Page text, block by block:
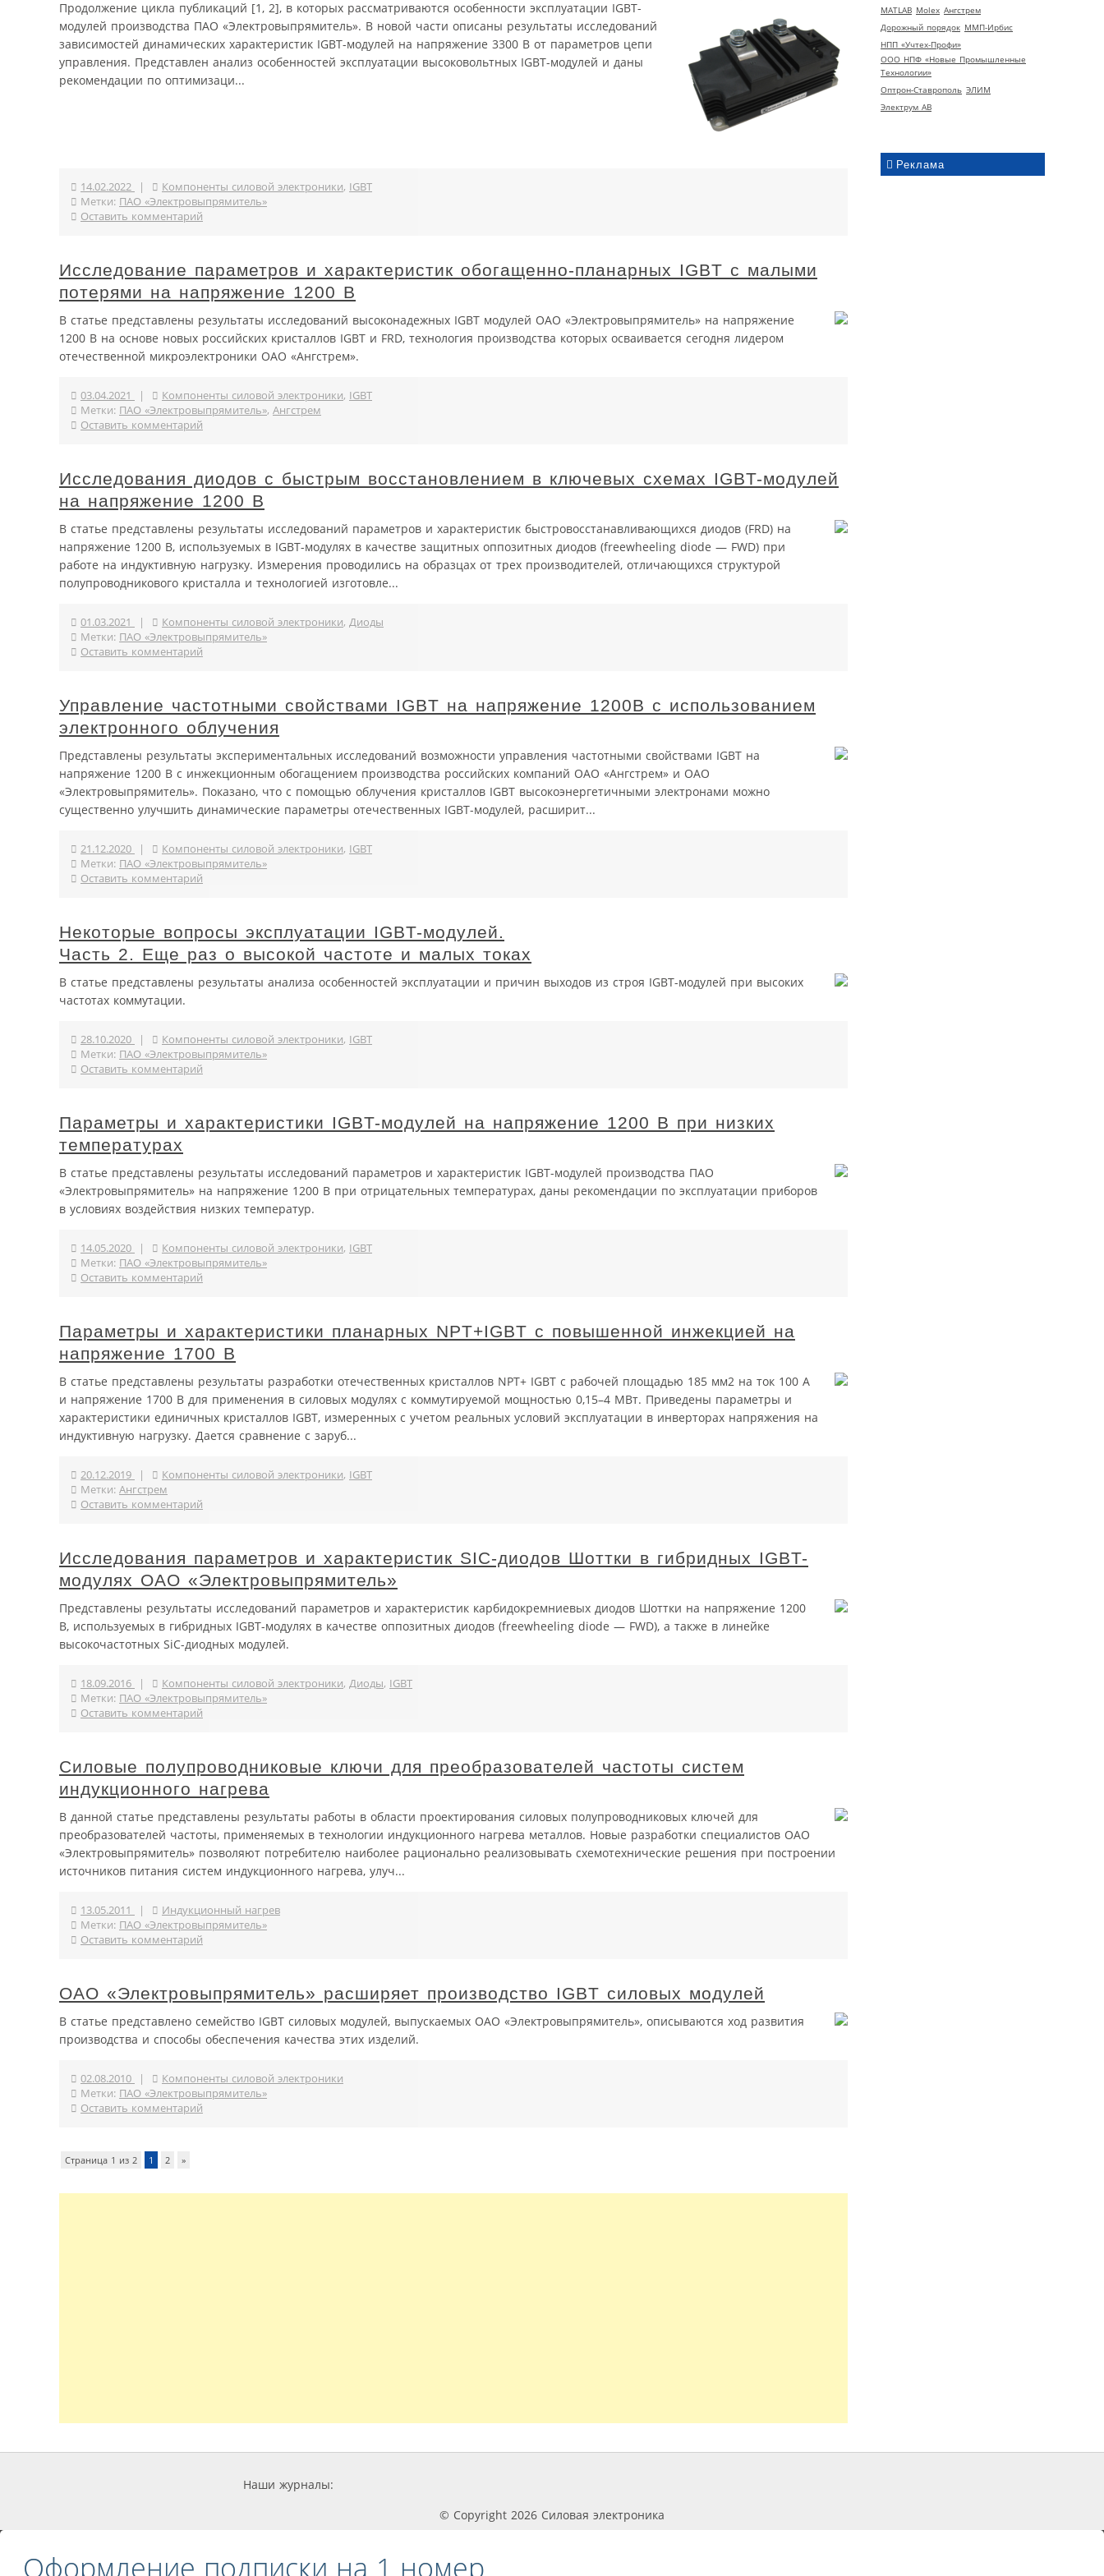
MATLAB Molex Ангстрем
Дорожный порядок ММП-Ирбис
НПП «Учтех-Профи»
ООО НПФ «Новые Промышленные
Технологии»
Оптрон-Ставрополь ЭЛИМ
Электрум АВ
Реклама
Продолжение цикла публикаций [1, 2], в которых рассматриваются особенности эксплуатации IGBT-
модулей производства ПАО «Электровыпрямитель». В новой части описаны результаты исследований
зависимостей динамических характеристик IGBT-модулей на напряжение 3300 В от параметров цепи
управления. Представлен анализ особенностей эксплуатации высоковольтных IGBT-модулей и даны
рекомендации по оптимизаци...
14.02.2022 | Компоненты силовой электроники, IGBT
Метки: ПАО «Электровыпрямитель»
Оставить комментарий
Исследование параметров и характеристик обогащенно-планарных IGBT с малыми
потерями на напряжение 1200 В
В статье представлены результаты исследований высоконадежных IGBT модулей ОАО «Электровыпрямитель» на напряжение
1200 В на основе новых российских кристаллов IGBT и FRD, технология производства которых осваивается сегодня лидером
отечественной микроэлектроники ОАО «Ангстрем».
03.04.2021 | Компоненты силовой электроники, IGBT
Метки: ПАО «Электровыпрямитель», Ангстрем
Оставить комментарий
Исследования диодов с быстрым восстановлением в ключевых схемах IGBT-модулей
на напряжение 1200 В
В статье представлены результаты исследований параметров и характеристик быстровосстанавливающихся диодов (FRD) на
напряжение 1200 В, используемых в IGBT-модулях в качестве защитных оппозитных диодов (freewheeling diode — FWD) при
работе на индуктивную нагрузку. Измерения проводились на образцах от трех производителей, отличающихся структурой
полупроводникового кристалла и технологией изготовле...
01.03.2021 | Компоненты силовой электроники, Диоды
Метки: ПАО «Электровыпрямитель»
Оставить комментарий
Управление частотными свойствами IGBT на напряжение 1200В с использованием
электронного облучения
Представлены результаты экспериментальных исследований возможности управления частотными свойствами IGBT на
напряжение 1200 В с инжекционным обогащением производства российских компаний ОАО «Ангстрем» и ОАО
«Электровыпрямитель». Показано, что с помощью облучения кристаллов IGBT высокоэнергетичными электронами можно
существенно улучшить динамические параметры отечественных IGBT-модулей, расширит...
21.12.2020 | Компоненты силовой электроники, IGBT
Метки: ПАО «Электровыпрямитель»
Оставить комментарий
Некоторые вопросы эксплуатации IGBT-модулей.
Часть 2. Еще раз о высокой частоте и малых токах
В статье представлены результаты анализа особенностей эксплуатации и причин выходов из строя IGBT-модулей при высоких
частотах коммутации.
28.10.2020 | Компоненты силовой электроники, IGBT
Метки: ПАО «Электровыпрямитель»
Оставить комментарий
Параметры и характеристики IGBT-модулей на напряжение 1200 В при низких
температурах
В статье представлены результаты исследований параметров и характеристик IGBT-модулей производства ПАО
«Электровыпрямитель» на напряжение 1200 В при отрицательных температурах, даны рекомендации по эксплуатации приборов
в условиях воздействия низких температур.
14.05.2020 | Компоненты силовой электроники, IGBT
Метки: ПАО «Электровыпрямитель»
Оставить комментарий
Параметры и характеристики планарных NPT+IGBT с повышенной инжекцией на
напряжение 1700 В
В статье представлены результаты разработки отечественных кристаллов NPT+ IGBT с рабочей площадью 185 мм2 на ток 100 А
и напряжение 1700 В для применения в силовых модулях с коммутируемой мощностью 0,15–4 МВт. Приведены параметры и
характеристики единичных кристаллов IGBT, измеренных с учетом реальных условий эксплуатации в инверторах напряжения на
индуктивную нагрузку. Дается сравнение с заруб...
20.12.2019 | Компоненты силовой электроники, IGBT
Метки: Ангстрем
Оставить комментарий
Исследования параметров и характеристик SIC-диодов Шоттки в гибридных IGBT-
модулях ОАО «Электровыпрямитель»
Представлены результаты исследований параметров и характеристик карбидокремниевых диодов Шоттки на напряжение 1200
В, используемых в гибридных IGBT-модулях в качестве оппозитных диодов (freewheeling diode — FWD), а также в линейке
высокочастотных SiC-диодных модулей.
18.09.2016 | Компоненты силовой электроники, Диоды, IGBT
Метки: ПАО «Электровыпрямитель»
Оставить комментарий
Силовые полупроводниковые ключи для преобразователей частоты систем
индукционного нагрева
В данной статье представлены результаты работы в области проектирования силовых полупроводниковых ключей для
преобразователей частоты, применяемых в технологии индукционного нагрева металлов. Новые разработки специалистов ОАО
«Электровыпрямитель» позволяют потребителю наиболее рационально реализовывать схемотехнические решения при построении
источников питания систем индукционного нагрева, улуч...
13.05.2011 |
Индукционный нагрев
Метки: ПАО «Электровыпрямитель»
Оставить комментарий
ОАО «Электровыпрямитель» расширяет производство IGBT силовых модулей
В статье представлено семейство IGBT силовых модулей, выпускаемых ОАО «Электровыпрямитель», описываются ход развития
производства и способы обеспечения качества этих изделий.
02.08.2010 |
Компоненты силовой электроники
Метки: ПАО «Электровыпрямитель»
Оставить комментарий
Страница 1 из 2 1 2 »
Наши журналы:
© Copyright 2026 Силовая электроника
Оформление подписки на 1 номер